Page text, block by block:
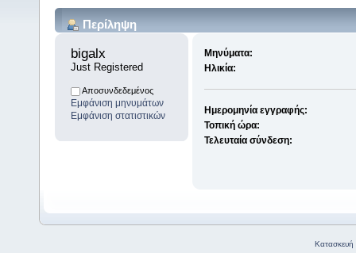
Περίληψη
bigalx
Just Registered
Αποσυνδεδεμένος
Εμφάνιση μηνυμάτων
Εμφάνιση στατιστικών
Μηνύματα:
Ηλικία:
Ημερομηνία εγγραφής:
Τοπική ώρα:
Τελευταία σύνδεση:
Κατασκευή